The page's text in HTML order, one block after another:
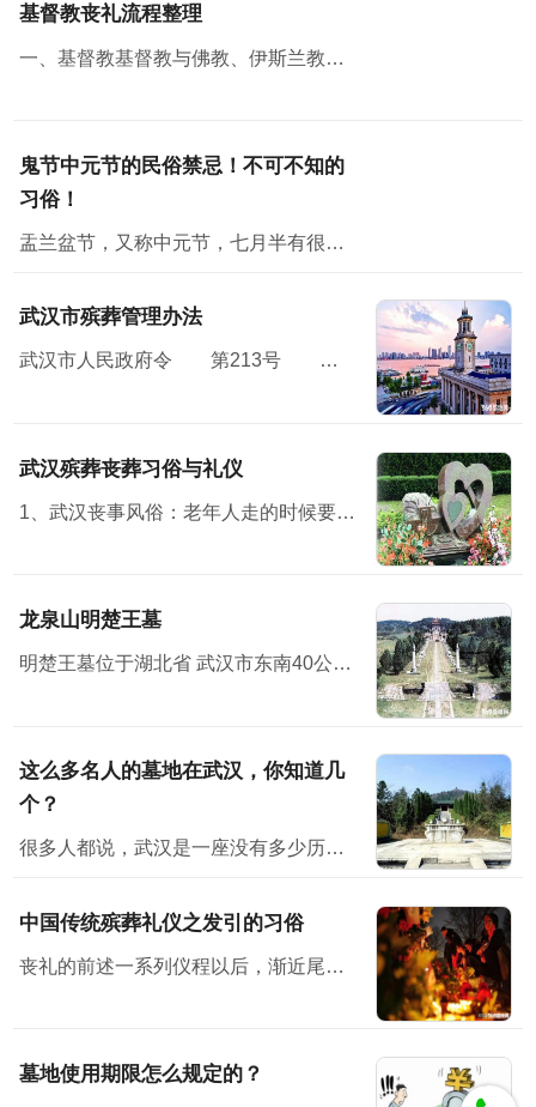
基督教丧礼流程整理
一、基督教基督教与佛教、伊斯兰教并称三大宗教，无论从规模，还是从影响方面，基督教都堪称世界第一大宗教。
鬼节中元节的民俗禁忌！不可不知的
习俗！
盂兰盆节，又称中元节，七月半有很多民俗禁忌；民间在中元节这天会举办祭祀活动怀念亲人，并对未来寄予美好的祝愿。节日习俗主要有祭祖、放河灯、祀亡魂、焚纸锭等七月半”原本...
武汉市殡葬管理办法
武汉市人民政府令 第213号 《武汉市殡葬管理办法》已经2010年11月15日市人民政府第119次常务会议通过，现予公布，自2011年1月7日起施行。<...
武汉殡葬丧葬习俗与礼仪
1、武汉丧事风俗：老年人走的时候要有子女在旁，才方便说下最后遗嘱之类的话。 2、布置灵堂，灵堂设在堂屋中，灵堂前壁上布置个“奠”字，“奠”字下面是供桌，供桌上面放鱼、肉、馒头水...
龙泉山明楚王墓
明楚王墓位于湖北省 武汉市东南40公里处
这么多名人的墓地在武汉，你知道几
个？
很多人都说，武汉是一座没有多少历史感的城市。但其实不然，它有它的韵味。也许，你在武汉没有见过多少历史古迹、文物等，但其实它就隐藏在你身边，只是你没有发现而已。不说别的，位于武汉的古墓地就有多座...
中国传统殡葬礼仪之发引的习俗
丧礼的前述一系列仪程以后，渐近尾声即发引、下葬了。按古礼来看，三月而葬，时间太长，尸体不易保存，生者也不胜其劳。因而，古时候就有所谓“渴葬”、“血葬”即七天之内不卜而葬。后世的停...
墓地使用期限怎么规定的？